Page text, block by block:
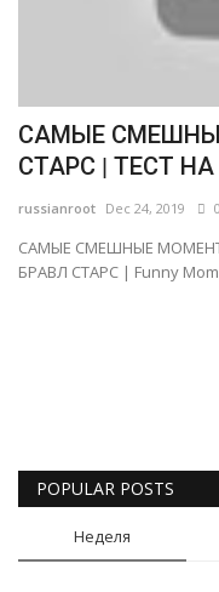
Наш ФОРУМ
Gallery
САМЫЕ
СТАРС | ТЕСТ
russianroot Dec 24, 2019 0
САМЫЕ СМЕШНЫЕ
БРАВЛ СТАРС | Funny
POPULAR POSTS
Неделя